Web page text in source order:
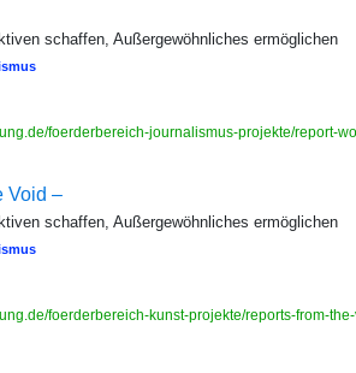
schaffen, Außergewöhnliches ermöglichen
foerderbereich-journalismus-projekte/report-
Void –
schaffen, Außergewöhnliches ermöglichen
foerderbereich-kunst-projekte/reports-from-